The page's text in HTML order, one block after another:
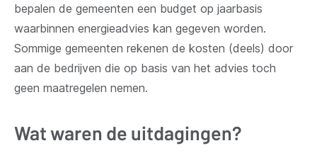
bepalen de gemeenten een budget op jaarbasis
waarbinnen energieadvies kan gegeven worden.
Sommige gemeenten rekenen de kosten (deels) door
aan de bedrijven die op basis van het advies toch
geen maatregelen nemen.
Wat waren de uitdagingen?